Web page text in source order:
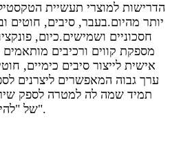
הדרישות למוצרי תעשיית
יותר מהיום.בעבר, סיבים, חוטים
חסכוניים ושמישים.כיום,
אישית לייצור סיבים כימיים,
ערך גבוה המאפשרים ליצרנים
של "להיות ישר, הלקוח הכי גבוה".